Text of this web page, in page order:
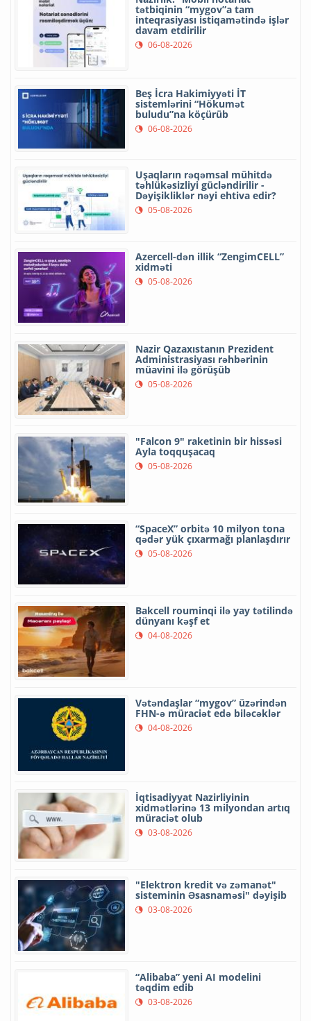
tətbiqinin “mygov”a tam
inteqrasiyası istiqamətində işlər
davam etdirilir
06-08-2026
Beş İcra Hakimiyyəti İT
sistemlərini “Hökumət
buludu”na köçürüb
06-08-2026
Uşaqların rəqəmsal mühitdə
təhlükəsizliyi gücləndirilir -
Dəyişikliklər nəyi ehtiva edir?
05-08-2026
Azercell-dən illik “ZengimCELL”
xidməti
05-08-2026
Nazir Qazaxıstanın Prezident
Administrasiyası rəhbərinin
müavini ilə görüşüb
05-08-2026
"Falcon 9" raketinin bir hissəsi
Ayla toqquşacaq
05-08-2026
“SpaceX” orbitə 10 milyon tona
qədər yük çıxarmağı planlaşdırır
05-08-2026
Bakcell rouminqi ilə yay tətilində
dünyanı kəşf et
04-08-2026
Vətəndaşlar “mygov” üzərindən
FHN-ə müraciət edə biləcəklər
04-08-2026
İqtisadiyyat Nazirliyinin
xidmətlərinə 13 milyondan artıq
müraciət olub
03-08-2026
"Elektron kredit və zəmanət"
sisteminin Əsasnaməsi" dəyişib
03-08-2026
“Alibaba” yeni AI modelini
təqdim edib
03-08-2026